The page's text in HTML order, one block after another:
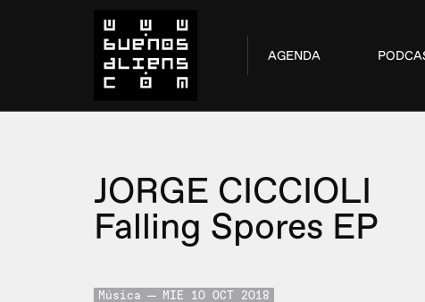
AGENDA
JORGE CICCIOLI
Falling Spores EP
Música MIE 10 OCT 2018